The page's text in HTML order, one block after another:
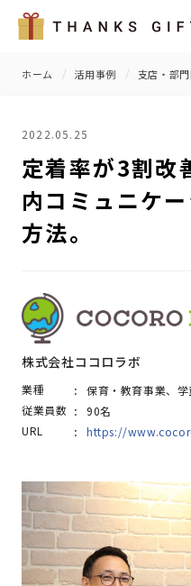
ホーム 活用事例 支店・部
2022.05.25
定着率が3割改
内コミュニケ
方法。
株式会社ココロラボ
業種
保育・教育事業、
従業員数
90名
URL
https://